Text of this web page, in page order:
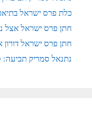
כלת פרס ישראל
חתן פרס ישראל אצל
חתן פרס ישראל דורון
נתנאל סמריק תביעה: סמריק זכה בכ- 450,000 ש"ח בפסק דין מוחלט